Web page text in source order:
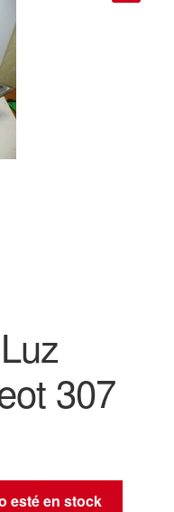
307
esté en stock